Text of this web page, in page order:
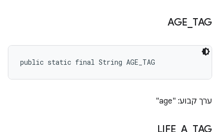
AGE TAG
public static final String AGE_TAG
ערך קבוע: "age"
LIFE A TAG